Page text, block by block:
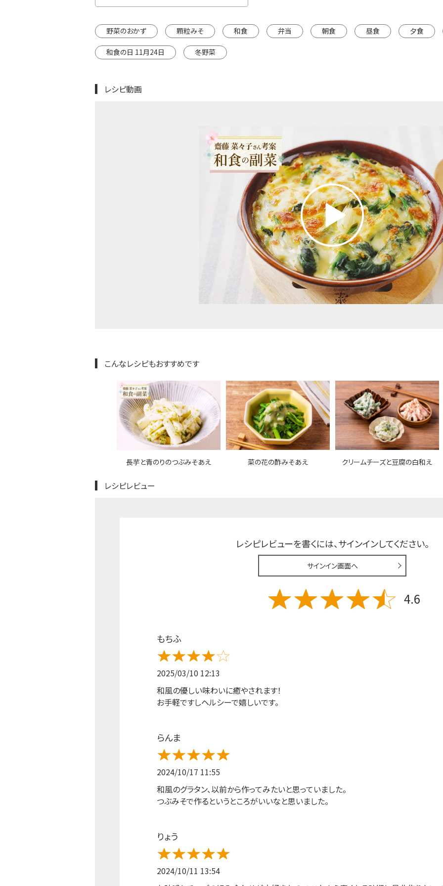
野菜のおかず 顆粒みそ 和食 弁当 朝食 昼食 夕食
和食の日 11月24日 冬野菜
レシピ動画
こんなレシピもおすすめです
長芋と青のりのつぶみそあえ 菜の花の酢みそあえ クリームチーズと豆腐の白和え
レシピレビュー
レシピレビューを書くには、サインインしてください。
サインイン画面へ
4.6
もちふ
2025/03/10 12:13
和風の優しい味わいに癒やされます！
お手軽ですしヘルシーで嬉しいです。
らんま
2024/10/17 11:55
和風のグラタン、以前から作ってみたいと思っていました。
つぶみそで作るというところがいいなと思いました。
りょう
2024/10/11 13:54